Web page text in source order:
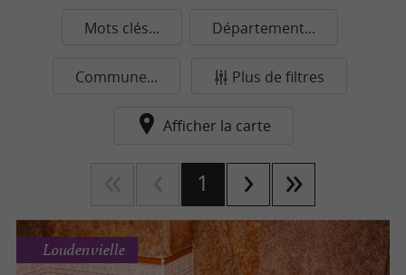
Mots clés... Département...
Commune... Plus de filtres
Afficher la carte
1
Loudenvielle